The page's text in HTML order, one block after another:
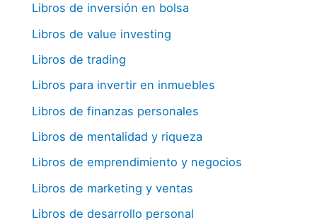
Libros de inversión en bolsa
Libros de value investing
Libros de trading
Libros para invertir en inmuebles
Libros de finanzas personales
Libros de mentalidad y riqueza
Libros de emprendimiento y negocios
Libros de marketing y ventas
Libros de desarrollo personal